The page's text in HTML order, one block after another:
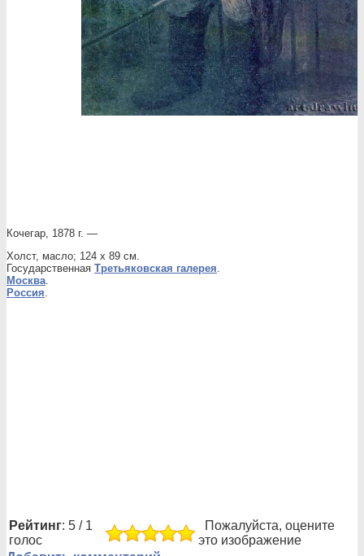
Кочегар, 1878 г. —
Холст, масло; 124 х 89 см.
Государственная Третьяковская галерея.
Москва.
Россия.
Рейтинг: 5 / 1
голос
Пожалуйста, оцените
это изображение